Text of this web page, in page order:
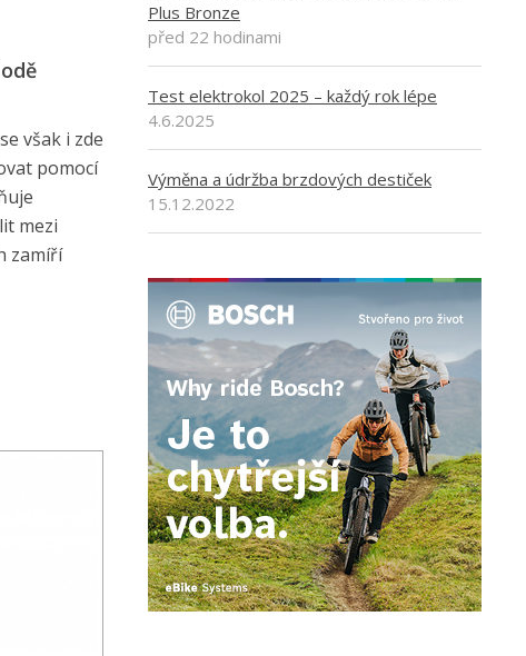
však i zde
pomocí
mezi
zamíří
Plus Bronze
před 22 hodinami
Test elektrokol 2025 – každý rok lépe
4.6.2025
Výměna a údržba brzdových destiček
15.12.2022